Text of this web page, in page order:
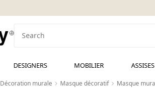
DESIGNERS MOBILIER ASSISES
Décoration murale Masque décoratif Masque